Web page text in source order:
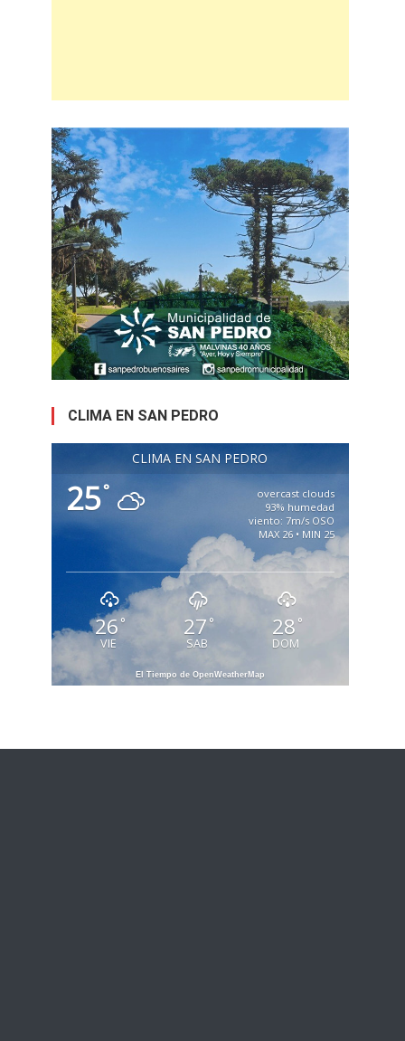
CLIMA EN SAN PEDRO
CLIMA EN SAN PEDRO
25°
overcast clouds
93% humedad
viento: 7m/s OSO
MAX 26 • MIN 25
26 °
VIE
27 °
SAB
28 °
DOM
El Tiempo de OpenWeatherMap